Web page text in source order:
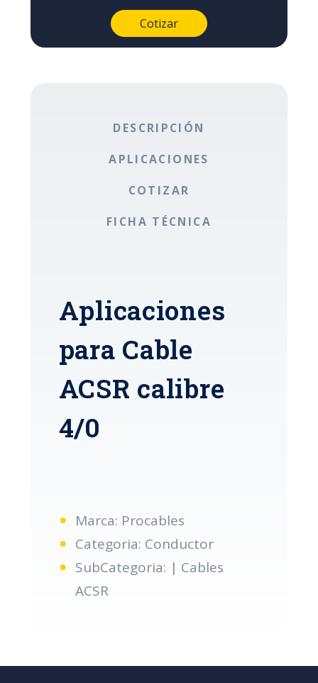
DESCRIPCIÓN
APLICACIONES
COTIZAR
FICHA TÉCNICA
Aplicaciones
para Cable
ACSR calibre
4/0
Marca: Procables
Categoria: Conductor
SubCategoria: | Cables
ACSR